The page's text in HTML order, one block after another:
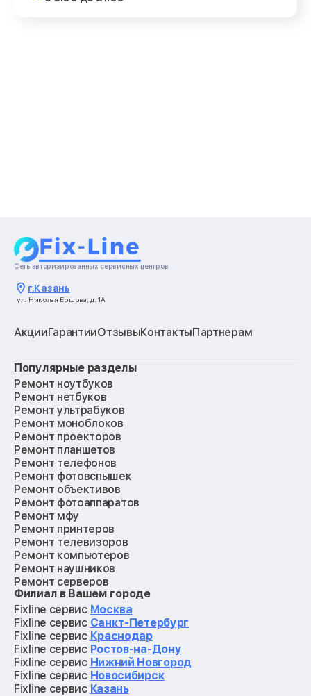
Сеть авторизированных сервисных центров
г.Казань
ул. Николая Ершова, д. 1А
АкцииГарантииОтзывыКонтактыПартнерам
Популярные разделы
Ремонт ноутбуков
Ремонт нетбуков
Ремонт ультрабуков
Ремонт моноблоков
Ремонт проекторов
Ремонт планшетов
Ремонт телефонов
Ремонт фотовспышек
Ремонт объективов
Ремонт фотоаппаратов
Ремонт мфу
Ремонт принтеров
Ремонт телевизоров
Ремонт компьютеров
Ремонт наушников
Ремонт серверов
Ремонт мониторов
Ремонт квадрокоптеров
Ремонт электросамокатов
Ремонт материнских плат
Ремонт видеокарт
Ремонт кофемашин
Ремонт vr систем
Ремонт игровых приставок
Филиал в Вашем городе
Fixline сервис Москва
Fixline сервис Санкт-Петербург
Fixline сервис Краснодар
Fixline сервис Ростов-на-Дону
Fixline сервис Нижний Новгород
Fixline сервис Новосибирск
Fixline сервис Казань